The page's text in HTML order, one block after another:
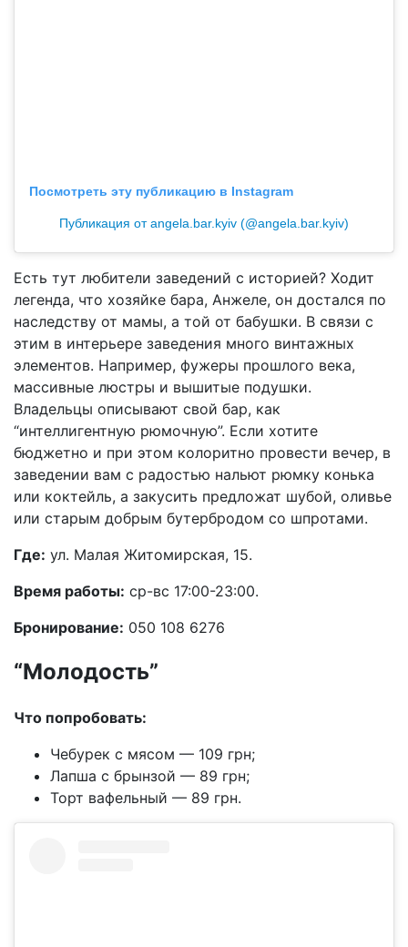
Посмотреть эту публикацию в Instagram
Публикация от angela.bar.kyiv (@angela.bar.kyiv)
Есть тут любители заведений с историей? Ходит
легенда, что хозяйке бара, Анжеле, он достался по
наследству от мамы, а той от бабушки. В связи с
этим в интерьере заведения много винтажных
элементов. Например, фужеры прошлого века,
массивные люстры и вышитые подушки.
Владельцы описывают свой бар, как
“интеллигентную рюмочную”. Если хотите
бюджетно и при этом колоритно провести вечер, в
заведении вам с радостью нальют рюмку конька
или коктейль, а закусить предложат шубой, оливье
или старым добрым бутербродом со шпротами.
Где: ул. Малая Житомирская, 15.
Время работы: ср-вс 17:00-23:00.
Бронирование: 050 108 6276
“Молодость”
Что попробовать:
Чебурек с мясом — 109 грн;
Лапша с брынзой — 89 грн;
Торт вафельный — 89 грн.